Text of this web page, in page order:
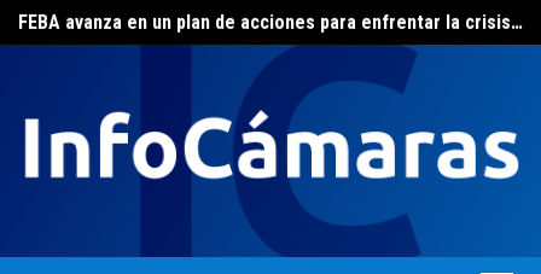
Skip
toEl ERAS continúa con el beneficio de la tarifa social del agua